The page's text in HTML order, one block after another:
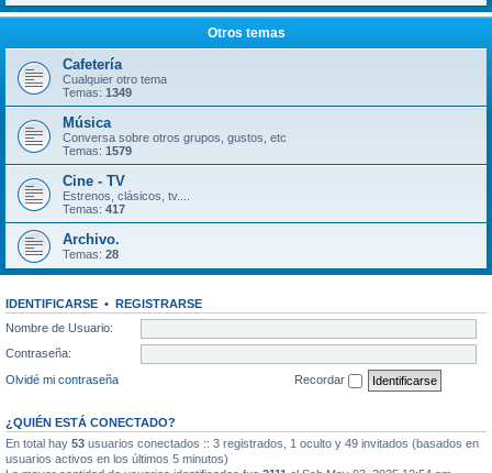
Otros temas
Cafetería
Cualquier otro tema
Temas: 1349
Música
Conversa sobre otros grupos, gustos, etc
Temas: 1579
Cine - TV
Estrenos, clásicos, tv....
Temas: 417
Archivo.
Temas: 28
IDENTIFICARSE • REGISTRARSE
Nombre de Usuario:
Contraseña:
Olvidé mi contraseña
Recordar
¿QUIÉN ESTÁ CONECTADO?
En total hay 53 usuarios conectados :: 3 registrados, 1 oculto y 49 invitados (basados en
usuarios activos en los últimos 5 minutos)